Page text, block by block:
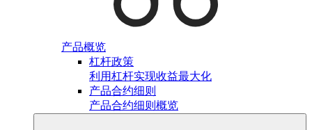
产品概览
杠杆政策
利用杠杆实现收益最大化
产品合约细则
产品合约细则概览